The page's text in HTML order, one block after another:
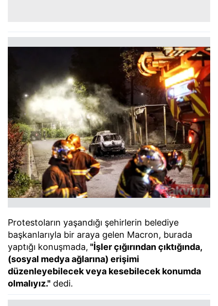
Protestoların yaşandığı şehirlerin belediye
başkanlarıyla bir araya gelen Macron, burada
yaptığı konuşmada, "İşler çığırından çıktığında,
(sosyal medya ağlarına) erişimi
düzenleyebilecek veya kesebilecek konumda
olmalıyız." dedi.